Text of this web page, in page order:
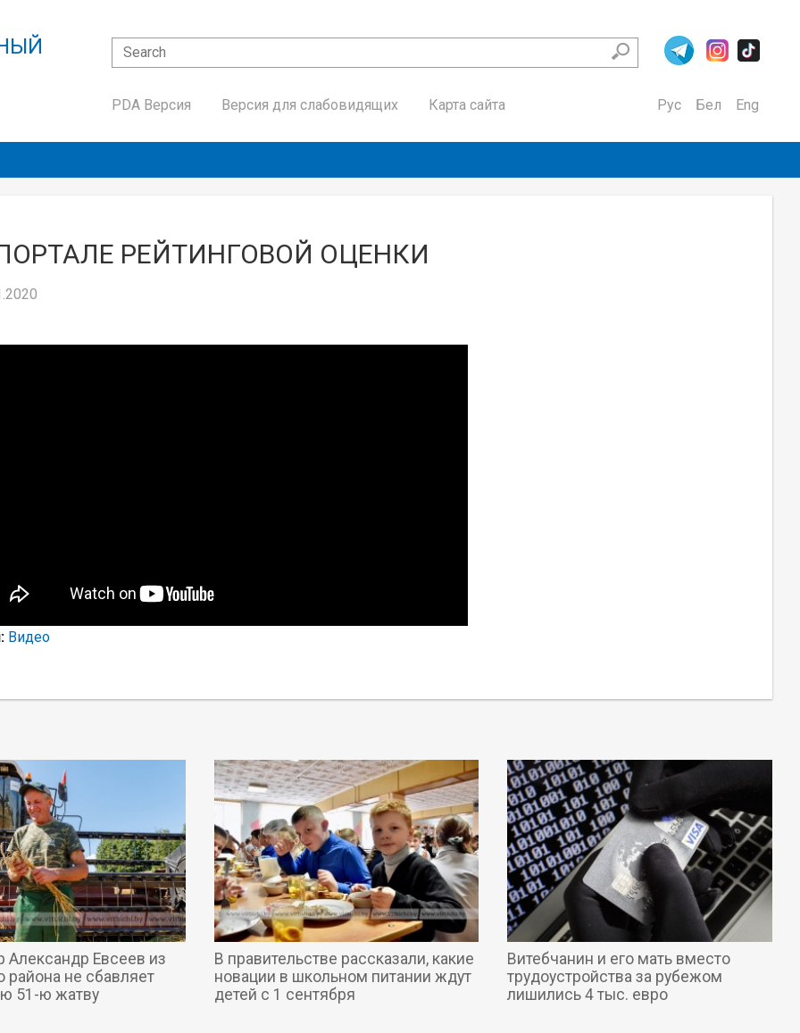
Search form
Search
PDA Версия Версия для слабовидящих Карта сайта Рус Бел Eng
РЕЙТИНГОВОЙ ОЦЕНКИ
Видео
Александр Евсеев из
района не сбавляет
51-ю жатву
В правительстве рассказали, какие
новации в школьном питании ждут
детей с 1 сентября
Витебчанин и его мать вместо
трудоустройства за рубежом
лишились 4 тыс. евро